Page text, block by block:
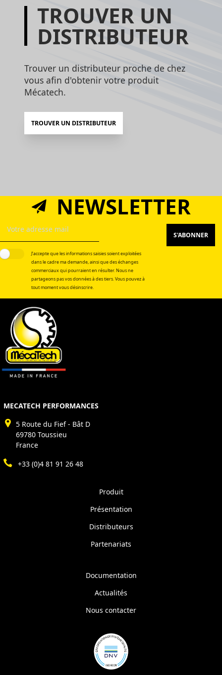
TROUVER UN
DISTRIBUTEUR
Trouver un distributeur proche de chez
vous afin d'obtenir votre produit
Mécatech.
TROUVER UN DISTRIBUTEUR
NEWSLETTER
J’accepte que les informations saisies soient exploitées
dans le cadre ma demande, ainsi que des échanges
commerciaux qui pourraient en résulter. Nous ne
partageons pas vos données à des tiers. Vous pouvez à
tout moment vous désinscrire.
S'ABONNER
MECATECH PERFORMANCES
5 Route du Fief - Bât D
69780 Toussieu
France
+33 (0)4 81 91 26 48
Produit
Présentation
Distributeurs
Partenariats
Documentation
Actualités
Nous contacter